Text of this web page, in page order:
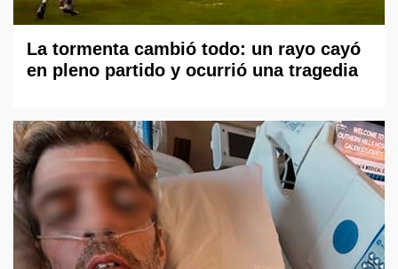
La tormenta cambió todo: un rayo cayó
en pleno partido y ocurrió una tragedia